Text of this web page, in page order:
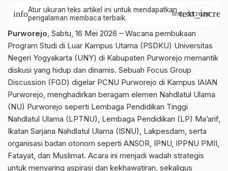
infoAtur ukuran teks artikel ini untuk mendapatkan
pengalaman membaca terbaik.
text_decrease
Purworejo, Sabtu, 16 Mei 2026 – Wacana pembukaan
Program Studi di Luar Kampus Utama (PSDKU) Universitas
Negeri Yogyakarta (UNY) di Kabupaten Purworejo memantik
diskusi yang hidup dan dinamis. Sebuah Focus Group
Discussion (FGD) digelar PCNU Purworejo di Kampus IAIAN
Purworejo, menghadirkan beragam elemen Nahdlatul Ulama
(NU) Purworejo seperti Lembaga Pendidikan Tinggi
Nahdlatul Ulama (LPTNU), Lembaga Pendidikan (LP) Ma’arif,
Ikatan Sarjana Nahdlatul Ulama (ISNU), Lakpesdam, serta
organisasi badan otonom seperti ANSOR, IPNU, IPPNU PMII,
Fatayat, dan Muslimat. Acara ini menjadi wadah strategis
untuk menyaring aspirasi dan kekhawatiran, sekaligus